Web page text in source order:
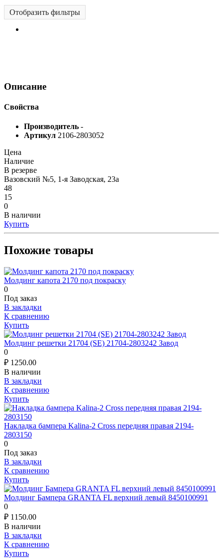
Отобразить фильтры
Описание
Свойства
Производитель -
Артикул 2106-2803052
Цена
Наличие
В резерве
Вазовский №5, 1-я Заводская, 23а
48
15
0
В наличии
Купить
Похожие товары
Молдинг капота 2170 под покраску
0
Под заказ
В закладки
К сравнению
Купить
Молдинг решетки 21704 (SE) 21704-2803242 Завод
0
₽ 1250.00
В наличии
В закладки
К сравнению
Купить
Накладка бампера Kalina-2 Cross передняя правая 2194-
2803150
0
Под заказ
В закладки
К сравнению
Купить
Молдинг Бампера GRANTA FL верхний левый 8450100991
0
₽ 1150.00
В наличии
В закладки
К сравнению
Купить